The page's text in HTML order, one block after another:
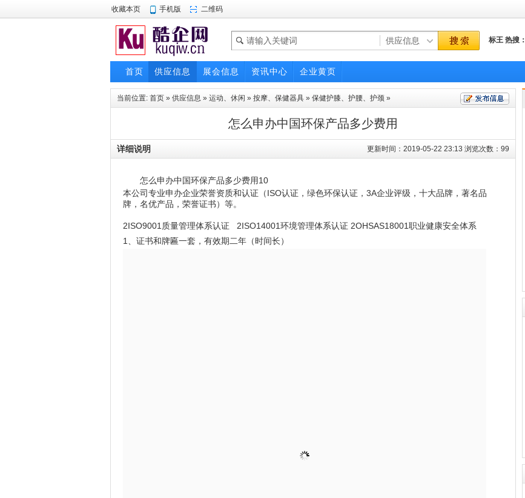
收藏本页 手机版 二维码
标王 热搜：
首页 供应信息 展会信息 资讯中心 企业黄页
当前位置: 首页 » 供应信息 » 运动、休闲 » 按摩、保健器具 » 保健护膝、护腰、护颈 »
怎么申办中国环保产品多少费用
详细说明 更新时间：2019-05-22 23:13 浏览次数：99
怎么申办中国环保产品多少费用10
本公司专业申办企业荣誉资质和认证（ISO认证，绿色环保认证，3A企业评级，十大品牌，著名品
牌，名优产品，荣誉证书）等。
2ISO9001质量管理体系认证 2ISO14001环境管理体系认证 2OHSAS18001职业健康安全体系
1、证书和牌匾一套，有效期二年（时间长）